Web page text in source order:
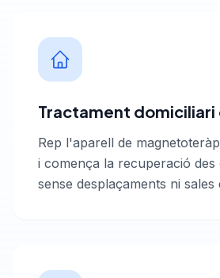
Tractament
Rep l'aparell de
i comença la recuperació des
sense desplaçaments ni sales